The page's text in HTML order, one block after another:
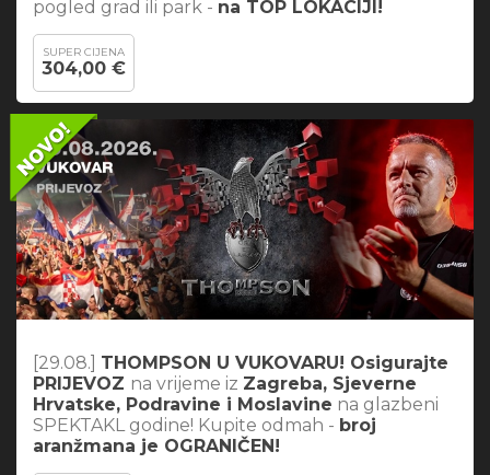
pogled grad ili park - na TOP LOKACIJI!
SUPER CIJENA
304,00 €
[29.08.] THOMPSON U VUKOVARU! Osigurajte
PRIJEVOZ na vrijeme iz Zagreba, Sjeverne
Hrvatske, Podravine i Moslavine na glazbeni
SPEKTAKL godine! Kupite odmah - broj
aranžmana je OGRANIČEN!